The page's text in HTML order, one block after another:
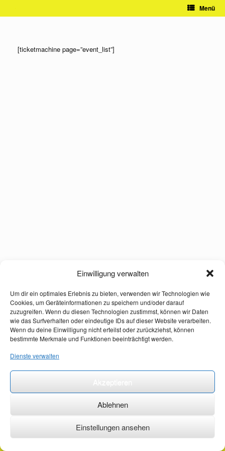
Einwilligung verwalten
Um dir ein optimales Erlebnis zu bieten, verwenden wir Technologien wie
Cookies, um Geräteinformationen zu speichern und/oder darauf
zuzugreifen. Wenn du diesen Technologien zustimmst, können wir Daten
wie das Surfverhalten oder eindeutige IDs auf dieser Website verarbeiten.
Wenn du deine Einwilligung nicht erteilst oder zurückziehst, können
bestimmte Merkmale und Funktionen beeinträchtigt werden.
Dienste verwalten
Ablehnen
Einstellungen ansehen
Menü
[ticketmachine page=”event_list”]
©2026 ·erstehilfekurs-mauch.de ·AGB ·Datenschutzerklärung ·Impressum ·